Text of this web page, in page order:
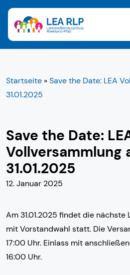
Startseite »Save the Date: LEA
31.01.2025
Save the Date:
Vollversammlung
31.01.2025
12. Januar 2025
Am 31.01.2025 findet die nächste
mit Vorstandwahl statt. Die
17:00 Uhr. Einlass mit
16:00 Uhr.